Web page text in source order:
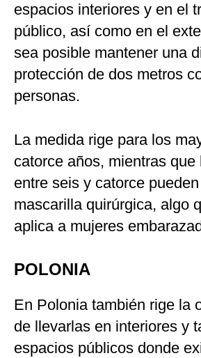
espacios interiores y en el
público, así como en el
sea posible mantener una
protección de dos metros
personas.
La medida rige para los
catorce años, mientras que
entre seis y catorce
mascarilla quirúrgica, algo
aplica a mujeres
POLONIA
En Polonia también rige la
de llevarlas en interiores y
espacios públicos donde